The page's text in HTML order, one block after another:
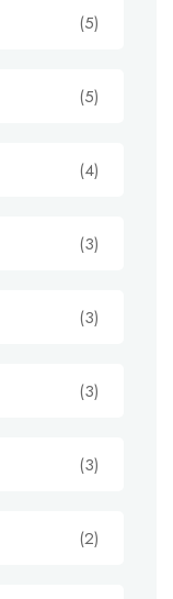
(5)
(5)
(4)
(3)
(3)
(3)
(3)
(2)